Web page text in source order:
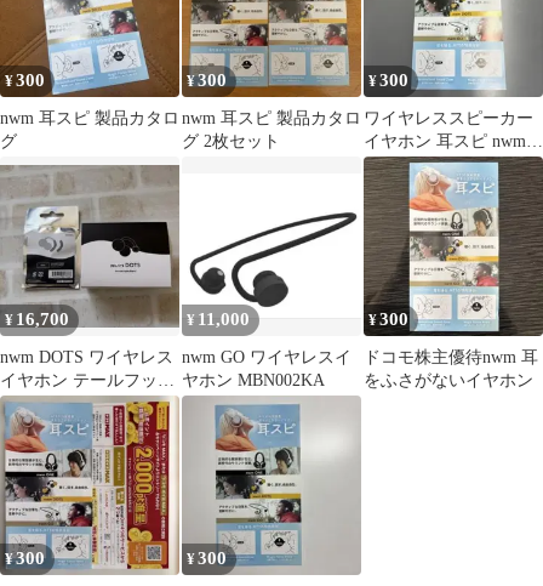
¥300
nwm 耳スピ 製品カタロ
グ
¥300
nwm 耳スピ 製品カタロ
グ 2枚セット
¥300
ワイヤレススピーカー
イヤホン 耳スピ nwm
sonority NTT
¥ 16,700
nwm DOTS ワイヤレス
イヤホン テールフック
セット ストーンホ
ワイト
¥ 11,000
nwm GO ワイヤレスイ
ヤホン MBN002KA
¥300
ドコモ株主優待nwm 耳
をふさがないイヤホン
¥300 ¥300